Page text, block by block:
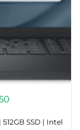
SSD | Intel